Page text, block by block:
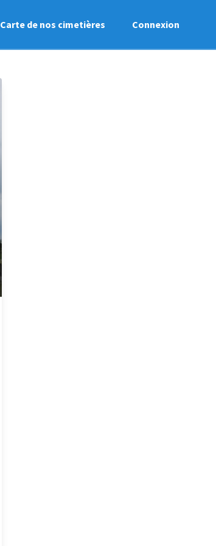
Carte de nos cimetières Connexion